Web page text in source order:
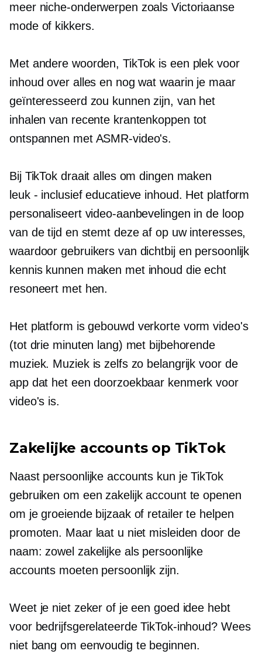
meer niche-onderwerpen zoals Victoriaanse
mode of kikkers.
Met andere woorden, TikTok is een plek voor
inhoud over alles en nog wat waarin je maar
geïnteresseerd zou kunnen zijn, van het
inhalen van recente krantenkoppen tot
ontspannen met ASMR-video's.
Bij TikTok draait alles om dingen maken
leuk - inclusiefeducatieve inhoud. Het platform
personaliseert video-aanbevelingen in de loop
van de tijd en stemt deze af op uw interesses,
waardoor gebruikers van dichtbij en persoonlijk
kennis kunnen maken met inhoud die echt
resoneert met hen.
Het platform is gebouwd verkorte vorm video's
(tot drie minuten lang) met bijbehorende
muziek. Muziek is zelfs zo belangrijk voor de
app dat het een doorzoekbaar kenmerk voor
video's is.
Zakelijke accounts op TikTok
Naast persoonlijke accounts kun je TikTok
gebruiken om een ​​zakelijk account te openen
om je groeiende bijzaak of retailer te helpen
promoten. Maar laat u niet misleiden door de
naam: zowel zakelijke als persoonlijke
accounts moeten persoonlijk zijn.
Weet je niet zeker of je een goed idee hebt
voor bedrijfsgerelateerde TikTok-inhoud? Wees
niet bang om eenvoudig te beginnen.